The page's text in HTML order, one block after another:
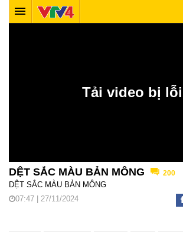
DỆT SẮC MÀU BẢN MÔNG 200
DỆT SẮC MÀU BẢN MÔNG
07:47 | 27/11/2024